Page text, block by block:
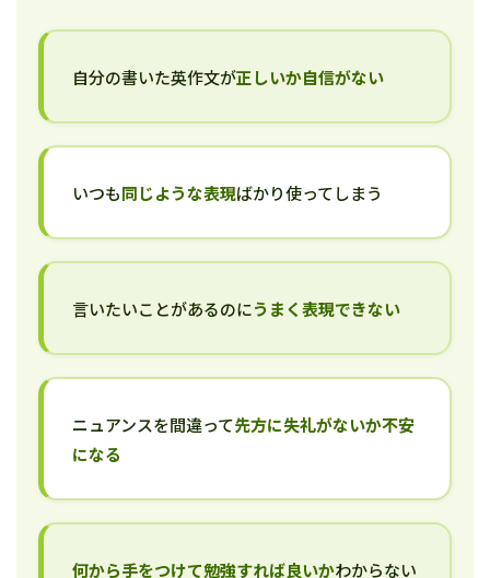
自分の書いた英作文が正しいか自信がない
いつも同じような表現ばかり使ってしまう
言いたいことがあるのにうまく表現できない
ニュアンスを間違って先方に失礼がないか不安
になる
何から手をつけて勉強すれば良いかわからない